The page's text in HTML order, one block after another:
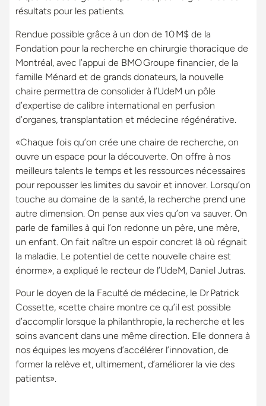
résultats pour les patients.
Rendue possible grâce à un don de 10 M$ de la
Fondation pour la recherche en chirurgie thoracique de
Montréal, avec l’appui de BMO Groupe financier, de la
famille Ménard et de grands donateurs, la nouvelle
chaire permettra de consolider à l’UdeM un pôle
d’expertise de calibre international en perfusion
d’organes, transplantation et médecine régénérative.
«Chaque fois qu’on crée une chaire de recherche, on
ouvre un espace pour la découverte. On offre à nos
meilleurs talents le temps et les ressources nécessaires
pour repousser les limites du savoir et innover. Lorsqu’on
touche au domaine de la santé, la recherche prend une
autre dimension. On pense aux vies qu’on va sauver. On
parle de familles à qui l’on redonne un père, une mère,
un enfant. On fait naître un espoir concret là où régnait
la maladie. Le potentiel de cette nouvelle chaire est
énorme», a expliqué le recteur de l’UdeM, Daniel Jutras.
Pour le doyen de la Faculté de médecine, le Dr Patrick
Cossette, «cette chaire montre ce qu’il est possible
d’accomplir lorsque la philanthropie, la recherche et les
soins avancent dans une même direction. Elle donnera à
nos équipes les moyens d’accélérer l’innovation, de
former la relève et, ultimement, d’améliorer la vie des
patients».